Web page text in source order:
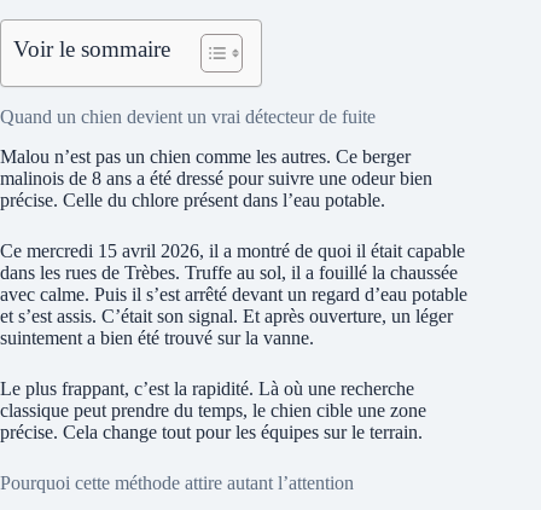
Voir le sommaire
Quand un chien devient un vrai détecteur de fuite
Malou n’est pas un chien comme les autres. Ce berger
malinois de 8 ans a été dressé pour suivre une odeur bien
précise. Celle du chlore présent dans l’eau potable.
Ce mercredi 15 avril 2026, il a montré de quoi il était capable
dans les rues de Trèbes. Truffe au sol, il a fouillé la chaussée
avec calme. Puis il s’est arrêté devant un regard d’eau potable
et s’est assis. C’était son signal. Et après ouverture, un léger
suintement a bien été trouvé sur la vanne.
Le plus frappant, c’est la rapidité. Là où une recherche
classique peut prendre du temps, le chien cible une zone
précise. Cela change tout pour les équipes sur le terrain.
Pourquoi cette méthode attire autant l’attention